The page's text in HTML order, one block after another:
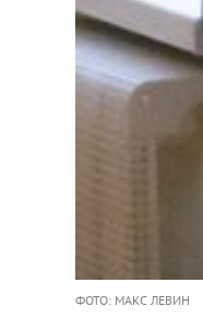
ФОТО: МАКС ЛЕВИН